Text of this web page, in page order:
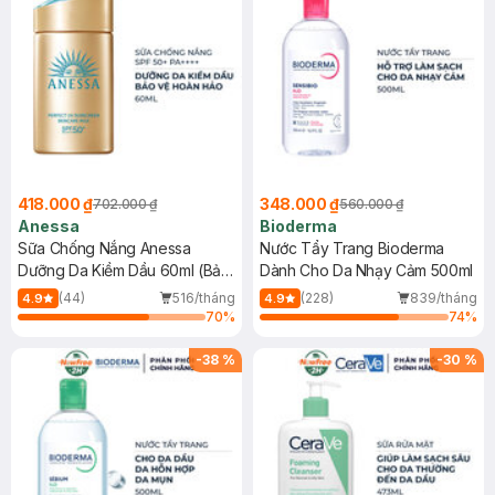
418.000 ₫702.000 ₫
Anessa
Sữa Chống Nắng Anessa
Dưỡng Da Kiềm Dầu 60ml (Bản
Mới)
4.9 (44)
516/tháng
70%
348.000 ₫560.000 ₫
Bioderma
Nước Tẩy Trang Bioderma
Dành Cho Da Nhạy Cảm 500ml
4.9 (228)
839/tháng
74%
-38 % -30 %